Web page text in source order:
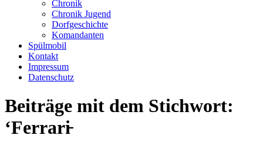
Chronik
Chronik Jugend
Dorfgeschichte
Komandanten
Spülmobil
Kontakt
Impressum
Datenschutz
Beiträge mit dem Stichwort:
‘Ferrari̵